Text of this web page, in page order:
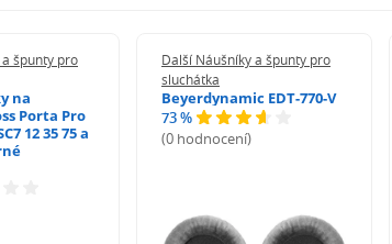
špunty pro
na
Porta Pro
12 35 75 a
Další Náušníky a špunty pro
sluchátka
Beyerdynamic EDT-770-V
73 %
(0 hodnocení)